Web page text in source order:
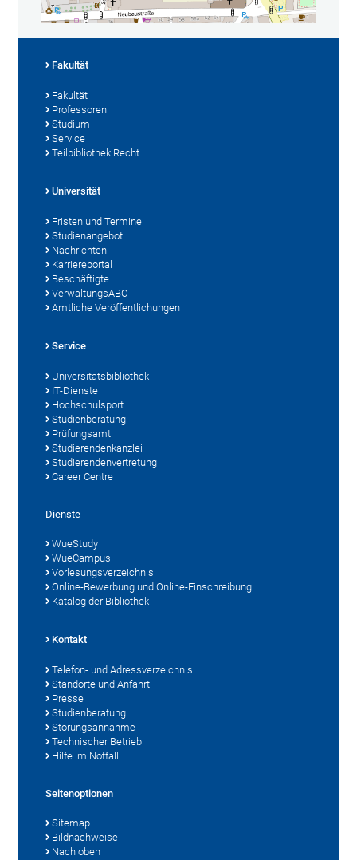
Fakultät
Fakultät
Professoren
Studium
Service
Teilbibliothek Recht
Universität
Fristen und Termine
Studienangebot
Nachrichten
Karriereportal
Beschäftigte
VerwaltungsABC
Amtliche Veröffentlichungen
Service
Universitätsbibliothek
IT-Dienste
Hochschulsport
Studienberatung
Prüfungsamt
Studierendenkanzlei
Studierendenvertretung
Career Centre
Dienste
WueStudy
WueCampus
Vorlesungsverzeichnis
Online-Bewerbung und Online-Einschreibung
Katalog der Bibliothek
Kontakt
Telefon- und Adressverzeichnis
Standorte und Anfahrt
Presse
Studienberatung
Störungsannahme
Technischer Betrieb
Hilfe im Notfall
Seitenoptionen
Sitemap
Bildnachweise
Nach oben